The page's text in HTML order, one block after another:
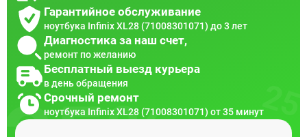
Гарантийное обслуживание
ноутбука Infinix XL28 (71008301071) до 3 лет
Диагностика за наш счет,
ремонт по желанию
Бесплатный выезд курьера
в день обращения
Срочный ремонт
ноутбука Infinix XL28 (71008301071) от 35 минут